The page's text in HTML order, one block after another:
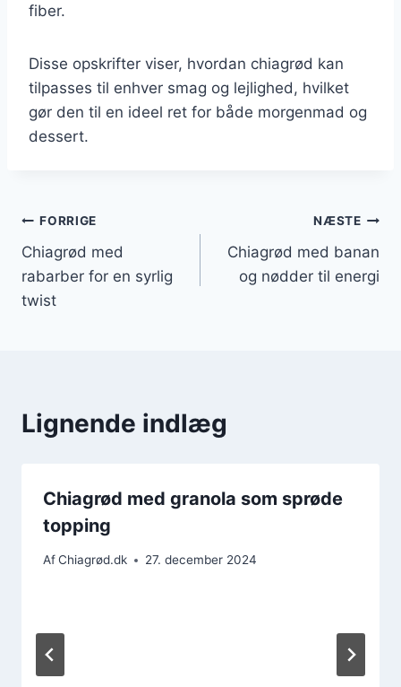
fiber.
Disse opskrifter viser, hvordan chiagrød kan
tilpasses til enhver smag og lejlighed, hvilket
gør den til en ideel ret for både morgenmad og
dessert.
Indlægsnavigation
FORRIGE
Chiagrød med
rabarber for en syrlig
twist
NÆSTE
Chiagrød med banan
og nødder til energi
Lignende indlæg
Chiagrød med granola som sprøde
topping
AfChiagrød.dk 27. december 2024